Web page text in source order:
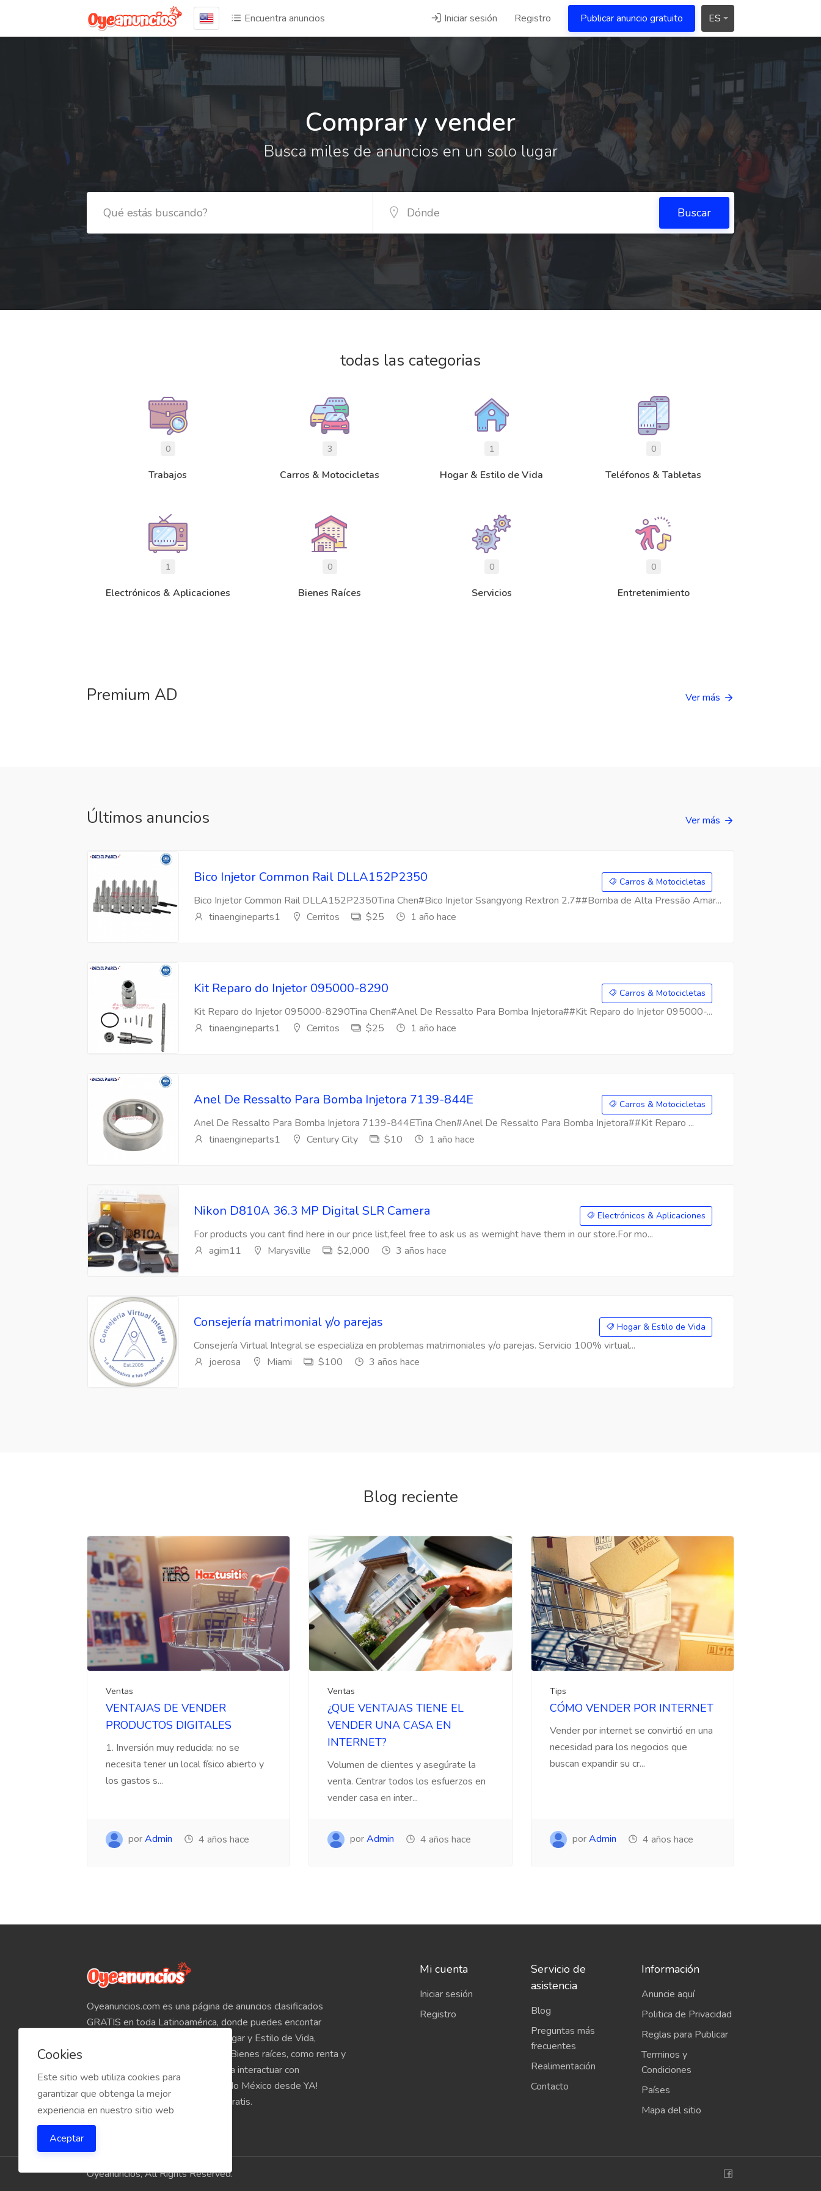
Encuentra anuncios Iniciar sesión Registro Publicar anuncio gratuito ES
Comprar y vender
Busca miles de anuncios en un solo lugar
Buscar
todas las categorias
0
Trabajos
3
Carros & Motocicletas
1
Hogar & Estilo de Vida
0
Teléfonos & Tabletas
1
Electrónicos & Aplicaciones
0
Bienes Raíces
0
Servicios
0
Entretenimiento
Premium AD Ver más
Últimos anuncios Ver más
Bico Injetor Common Rail DLLA152P2350 Carros & Motocicletas
Bico Injetor Common Rail DLLA152P2350Tina Chen#Bico Injetor Ssangyong Rextron 2.7##Bomba de Alta Pressão Amar...
tinaengineparts1
Cerritos $25 1 año hace
Kit Reparo do Injetor 095000-8290 Carros & Motocicletas
Kit Reparo do Injetor 095000-8290Tina Chen#Anel De Ressalto Para Bomba Injetora##Kit Reparo do Injetor 095000-...
tinaengineparts1
Cerritos $25 1 año hace
Anel De Ressalto Para Bomba Injetora 7139-844E Carros & Motocicletas
Anel De Ressalto Para Bomba Injetora 7139-844ETina Chen#Anel De Ressalto Para Bomba Injetora##Kit Reparo ...
tinaengineparts1
Century City $10 1 año hace
Nikon D810A 36.3 MP Digital SLR Camera Electrónicos & Aplicaciones
For products you cant find here in our price list,feel free to ask us as wemight have them in our store.For mo...
agim11
Marysville $2,000 3 años hace
Consejería matrimonial y/o parejas Hogar & Estilo de Vida
Consejería Virtual Integral se especializa en problemas matrimoniales y/o parejas. Servicio 100% virtual...
joerosa
Miami $100 3 años hace
Blog reciente
Ventas
VENTAJAS DE VENDER
PRODUCTOS DIGITALES
1. Inversión muy reducida: no se
necesita tener un local físico abierto y
los gastos s...
porAdmin 4 años hace
Ventas
¿QUE VENTAJAS TIENE EL
VENDER UNA CASA EN
INTERNET?
Volumen de clientes y asegúrate la
venta. Centrar todos los esfuerzos en
vender casa en inter...
porAdmin 4 años hace
Tips
CÓMO VENDER POR INTERNET
Vender por internet se convirtió en una
necesidad para los negocios que
buscan expandir su cr...
porAdmin 4 años hace
Oyeanuncios.com es una página de anuncios clasificados
GRATIS en toda Latinoamérica, donde puedes encontar
Empleos, Autos, Motocicletas, Hogar y Estilo de Vida,
Teléfonos, Tabletas, Electrónicos, Bienes raíces, como renta y
venta de inmuebles, etc. Empieza a interactuar con
compradores y vendedores de todo México desde YA!
Oyeanuncios.com es totalmente Gratis.
Mi cuenta
Iniciar sesión
Registro
Servicio de
asistencia
Blog
Preguntas más
frecuentes
Realimentación
Contacto
Información
Anuncie aquí
Politica de Privacidad
Reglas para Publicar
Terminos y
Condiciones
Países
Mapa del sitio
Oyeanuncios, All Rights Reserved.
Cookies
Este sitio web utiliza cookies para
garantizar que obtenga la mejor
experiencia en nuestro sitio web
Aceptar